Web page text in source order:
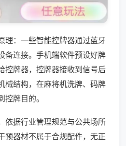
理：一些智能控牌器通过蓝牙
备连接。手机端软件预设好牌
控牌器，控牌器接收到信号后
械结构，在麻将机洗牌、码牌
牌目的。
依据行业管理规范与公共场所
预器材不属于合规配件，无正